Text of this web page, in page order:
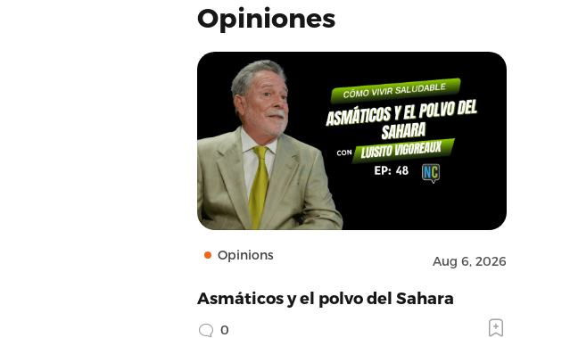
Opiniones
Opinions Aug 6, 2026
Asmáticos y el polvo del Sahara
0